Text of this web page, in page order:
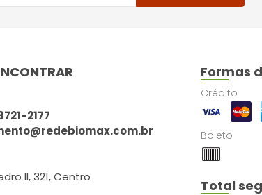
2177
II, 321, Centro
Formas
Crédito
Boleto
Total